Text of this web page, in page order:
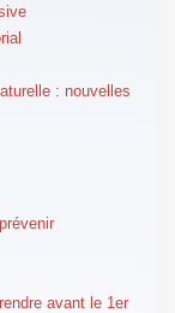
: nouvelles
avant le 1er